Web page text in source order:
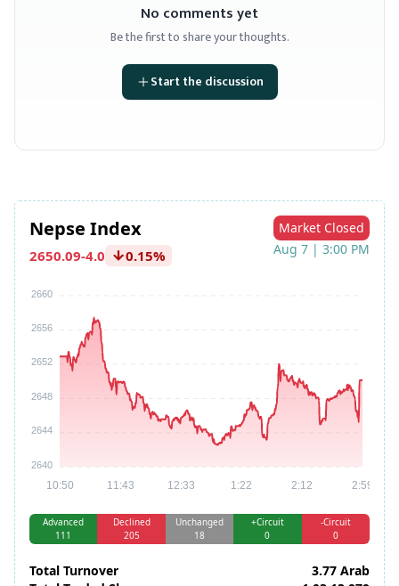
No comments yet
Be the first to share your thoughts.
Start the discussion